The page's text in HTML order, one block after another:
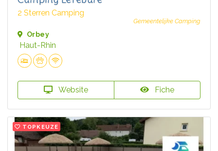
2 Sterren Camping
Gemeentelijke Camping
Orbey
Haut-Rhin
Website Fiche
TOPKEUZE